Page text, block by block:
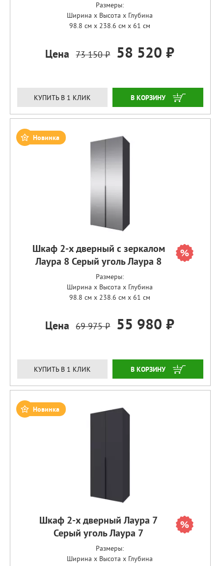
Размеры:
Ширина x Высота x Глубина
98.8 см x 238.6 см x 61 см
Цена 73 150 ₽ 58 520 ₽
КУПИТЬ В 1 КЛИК ЗАКАЗАТЬ
Новинка
Шкаф 2-х дверный с зеркалом
Лаура 8 Серый уголь Лаура 8
Размеры:
Ширина x Высота x Глубина
98.8 см x 238.6 см x 61 см
Цена 69 975 ₽ 55 980 ₽
КУПИТЬ В 1 КЛИК ЗАКАЗАТЬ
Новинка
Шкаф 2-х дверный Лаура 7
Серый уголь Лаура 7
Размеры:
Ширина x Высота x Глубина